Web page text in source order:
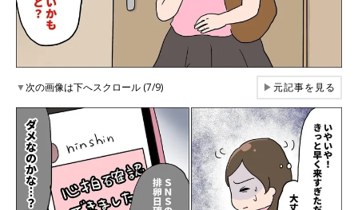
▼次の画像は下へスクロール (7/9) ▶元記事を見る